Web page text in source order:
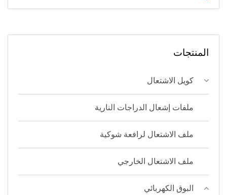
المنتجات
كويل الاشتعال
ملفات إشعال الدراجات النارية
ملف الاشتعال لرافعة شوكية
ملف الاشتعال الخارجي
البوق الكهربائي